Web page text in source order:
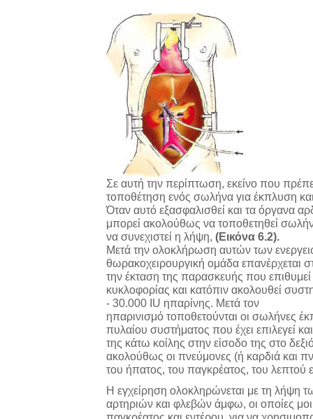
Σε αυτή την περίπτωση, εκείνο που
τοποθέτηση ενός σωλήνα για έκπλυση
Όταν αυτό εξασφαλισθεί και τα όργανα
μπορεί ακολούθως να τοποθετηθεί
να συνεχιστεί η λήψη, (Εικόνα 6.2).
Μετά την ολοκλήρωση αυτών των
θωρακοχειρουργική ομάδα επανέρχεται
την έκταση της παρασκευής που
κυκλοφορίας και κατόπιν ακολουθεί
- 30.000 IU ηπαρίνης. Μετά τον
ηπαρινισμό τοποθετούνται οι σωλήνες
πυλαίου συστήματος που έχει επιλεγεί
της κάτω κοίλης στην είσοδο της στο
ακολούθως οι πνεύμονες (ή καρδιά και
του ήπατος, του παγκρέατος, του λεπτού
Η εγχείρηση ολοκληρώνεται με τη λήψη
αρτηριών και φλεβών άμφω, οι οποίες